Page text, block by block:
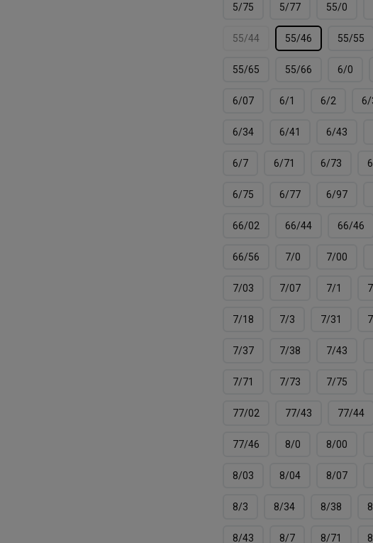
5/75 5/77 55/0
55/44 55/46 55/55
55/65 55/66 6/0
6/07 6/1 6/2 6/
6/34 6/41 6/43
6/7 6/71 6/73
6/75 6/77 6/97
66/02 66/44 66/46
66/56 7/0 7/00
7/03 7/07 7/1
7/18 7/3 7/31
7/37 7/38 7/43
7/71 7/73 7/75
77/02 77/43 77/44
77/46 8/0 8/00
8/03 8/04 8/07
8/3 8/34 8/38
8/43 8/7 8/71